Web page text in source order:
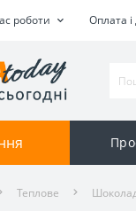
роботи Оплата і
Теплове